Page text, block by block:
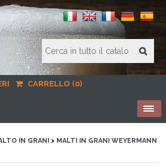
CARRELLO (0)
IN GRANI > MALTI IN GRANI WEYERMANN